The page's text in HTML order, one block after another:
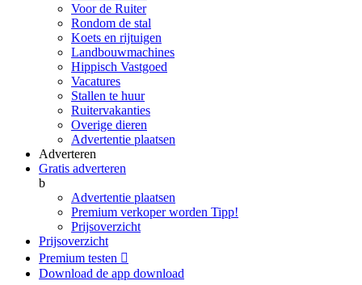
Voor de Ruiter
Rondom de stal
Koets en rijtuigen
Landbouwmachines
Hippisch Vastgoed
Vacatures
Stallen te huur
Ruitervakanties
Overige dieren
Advertentie plaatsen
Adverteren
Gratis adverteren
b
Advertentie plaatsen
Premium verkoper worden Tipp!
Prijsoverzicht
Prijsoverzicht
Premium testen 
Download de app download